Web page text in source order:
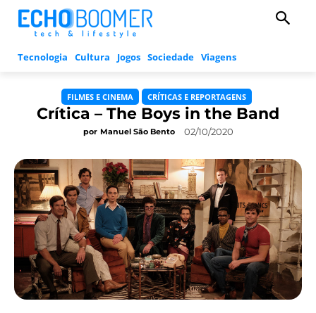
Tecnologia Cultura Jogos Sociedade Viagens
FILMES E CINEMA CRÍTICAS E REPORTAGENS
Crítica – The Boys in the Band
por Manuel São Bento 02/10/2020